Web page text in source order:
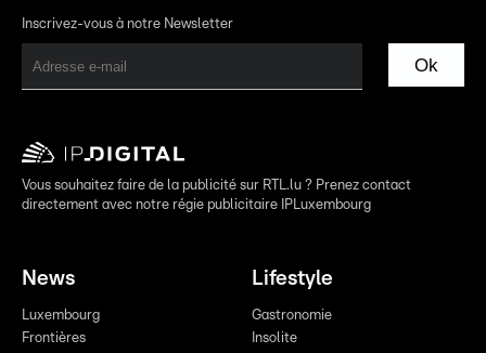
Inscrivez-vous à notre Newsletter
Ok
Vous souhaitez faire de la publicité sur RTL.lu ? Prenez contact
directement avec notre régie publicitaire IPLuxembourg
News
Luxembourg
Frontières
Lifestyle
Gastronomie
Insolite